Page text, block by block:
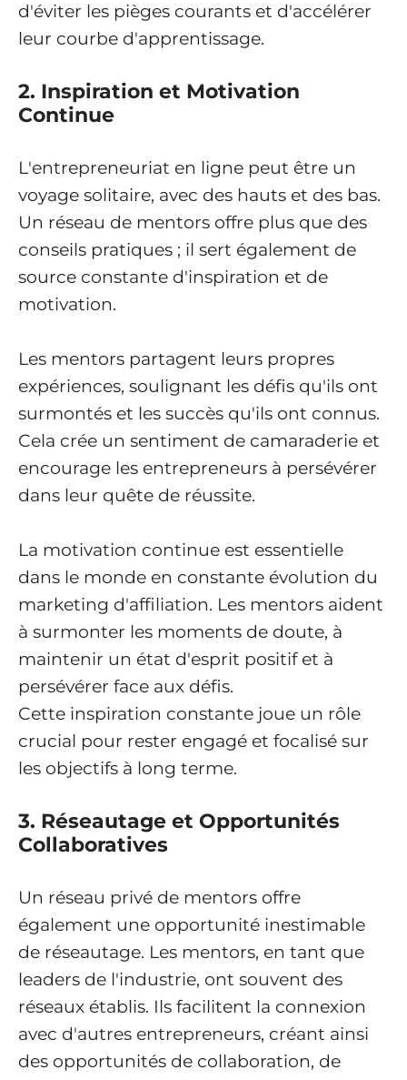
d'éviter les pièges courants et d'accélérer
leur courbe d'apprentissage.
2. Inspiration et Motivation
Continue
L'entrepreneuriat en ligne peut être un
voyage solitaire, avec des hauts et des bas.
Un réseau de mentors offre plus que des
conseils pratiques ; il sert également de
source constante d'inspiration et de
motivation.
Les mentors partagent leurs propres
expériences, soulignant les défis qu'ils ont
surmontés et les succès qu'ils ont connus.
Cela crée un sentiment de camaraderie et
encourage les entrepreneurs à persévérer
dans leur quête de réussite.
La motivation continue est essentielle
dans le monde en constante évolution du
marketing d'affiliation. Les mentors aident
à surmonter les moments de doute, à
maintenir un état d'esprit positif et à
persévérer face aux défis.
Cette inspiration constante joue un rôle
crucial pour rester engagé et focalisé sur
les objectifs à long terme.
3. Réseautage et Opportunités
Collaboratives
Un réseau privé de mentors offre
également une opportunité inestimable
de réseautage. Les mentors, en tant que
leaders de l'industrie, ont souvent des
réseaux établis. Ils facilitent la connexion
avec d'autres entrepreneurs, créant ainsi
des opportunités de collaboration, de